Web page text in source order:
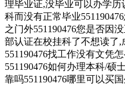
理毕业证,没毕业可以办学
科而没有正常毕业
之门外551190476您是否因
部认证在校挂科了不想读了
551190476找工作没有文凭
551190476如何办理本科/硕
靠吗551190476哪里可以买